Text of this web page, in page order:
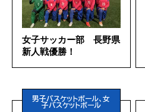
女子サッカー部 長野県
新人戦優勝！
男子バスケットボール、女
子バスケットボール